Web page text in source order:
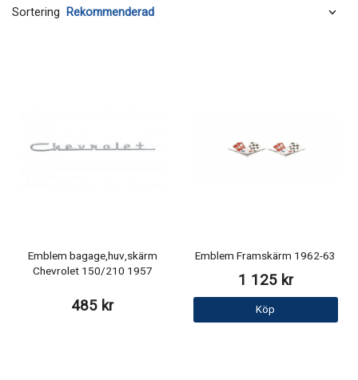
Sortering
Emblem bagage,huv,skärm
Chevrolet 150/210 1957
485 kr
Emblem Framskärm 1962-63
1 125 kr
Köp